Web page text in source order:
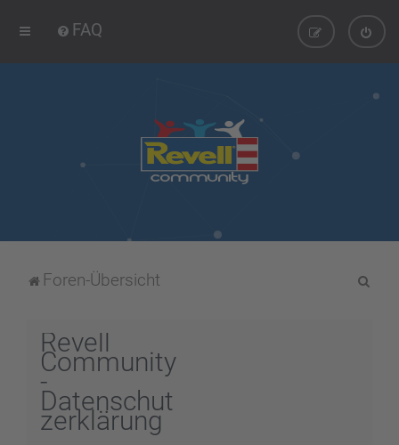
FAQ
Foren-Übersicht
Revell
Community
-
Datenschut
zerklärung